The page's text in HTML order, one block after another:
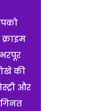
की
और